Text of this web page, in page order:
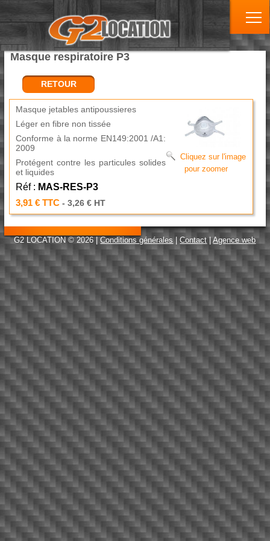
Masque respiratoire P3
RETOUR
Masque jetables antipoussieres
Léger en fibre non tissée
Conforme à la norme EN149:2001 /A1:
2009
Protégent contre les particules solides
et liquides
Réf : MAS-RES-P3
3,91 € TTC- 3,26 € HT
Cliquez sur l'image
pour zoomer
G2 LOCATION © 2026 |Conditions générales |Contact |Agence web